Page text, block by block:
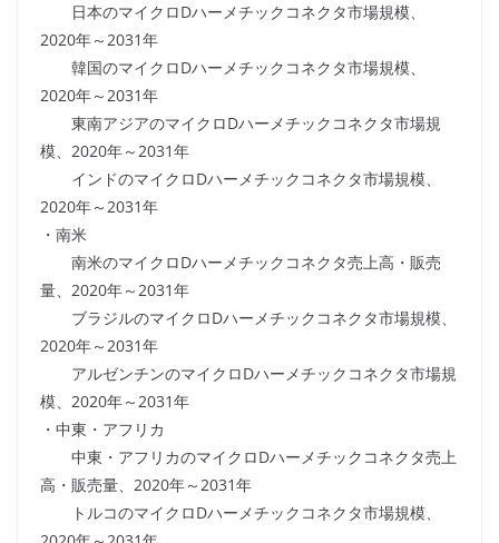
日本のマイクロDハーメチックコネクタ市場規模、
2020年～2031年
韓国のマイクロDハーメチックコネクタ市場規模、
2020年～2031年
東南アジアのマイクロDハーメチックコネクタ市場規
模、2020年～2031年
インドのマイクロDハーメチックコネクタ市場規模、
2020年～2031年
・南米
南米のマイクロDハーメチックコネクタ売上高・販売
量、2020年～2031年
ブラジルのマイクロDハーメチックコネクタ市場規模、
2020年～2031年
アルゼンチンのマイクロDハーメチックコネクタ市場規
模、2020年～2031年
・中東・アフリカ
中東・アフリカのマイクロDハーメチックコネクタ売上
高・販売量、2020年～2031年
トルコのマイクロDハーメチックコネクタ市場規模、